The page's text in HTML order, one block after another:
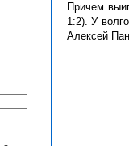
Причем
1:2). У
Алексей